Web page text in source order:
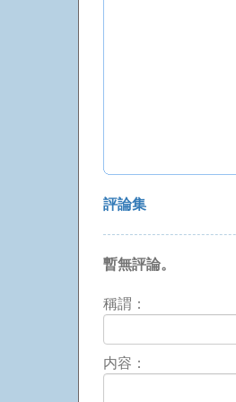
評論集
暫無評論。
稱謂：
内容：